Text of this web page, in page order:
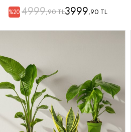
%20 4999,90 TL3999,90 TL